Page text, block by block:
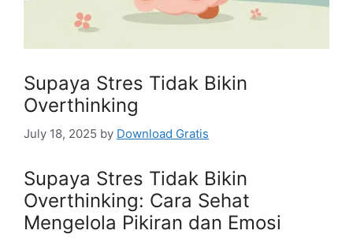
Supaya Stres Tidak Bikin
Overthinking
July 18, 2025 by Download Gratis
Supaya Stres Tidak Bikin
Overthinking: Cara Sehat
Mengelola Pikiran dan Emosi